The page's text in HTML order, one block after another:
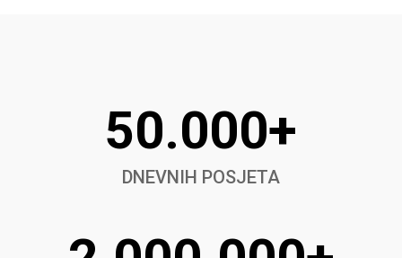
50.000+
DNEVNIH POSJETA